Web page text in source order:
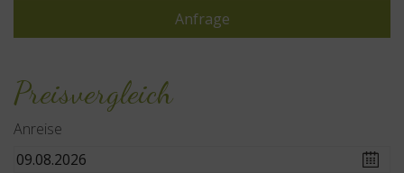
Preisvergleich
Anreise